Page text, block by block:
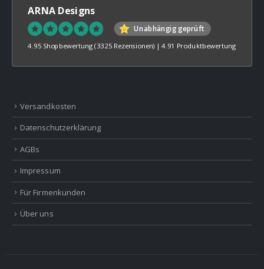
ARNA Designs
Unabhängig geprüft
4.95 Shopbewertung (3325 Rezensionen) |4.91 Produktbewertung
Versandkosten
Datenschutzerklärung
AGBs
Impressum
Für Firmenkunden
Über uns